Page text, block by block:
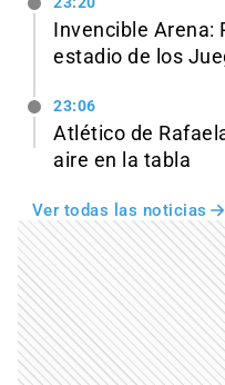
Invencible Arena:
estadio de los
23:06
Atlético de
aire en la tabla
Ver todas las noticias